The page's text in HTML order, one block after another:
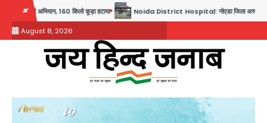
content
160 किलो कूड़ा हटाया Noida District Hospital: नोएडा जिला अस्पताल में फॉल सीलिंग गिरी,
August 8, 2026